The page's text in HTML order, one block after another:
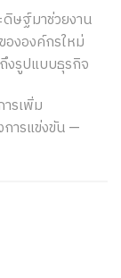
ษฐ์มาช่วยงาน
ององค์กรใหม่
งรูปแบบธุรกิจ
รเพิ่ม
ารแข่งขัน —